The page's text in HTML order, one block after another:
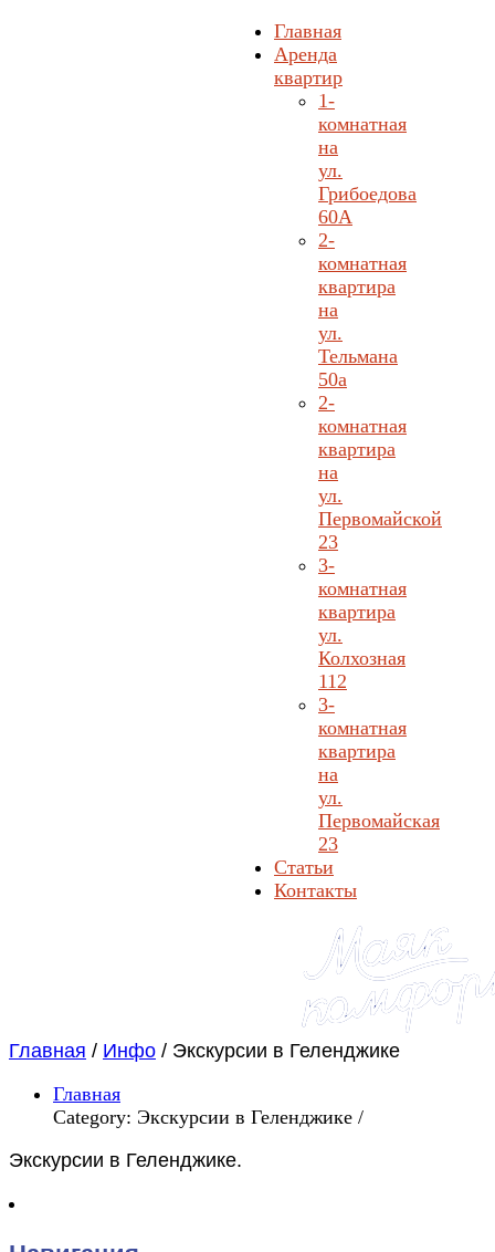
Главная
Аренда
квартир
1-
комнатная
на
ул.
Грибоедова
60А
2-
комнатная
квартира
на
ул.
Тельмана
50а
2-
комнатная
квартира
на
ул.
Первомайской
23
3-
комнатная
квартира
ул.
Колхозная
112
3-
комнатная
квартира
на
ул.
Первомайская
23
Статьи
Контакты
Главная / Инфо / Экскурсии в Геленджике
Главная
Category: Экскурсии в Геленджике /
Экскурсии в Геленджике.